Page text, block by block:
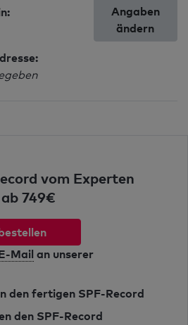
Angaben
ändern
vom Experten
749€
Mail an unserer
den fertigen SPF-Record
den SPF-Record